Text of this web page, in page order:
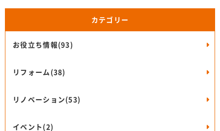
カテゴリー
お役立ち情報(93)
リフォーム(38)
リノベーション(53)
イベント(2)